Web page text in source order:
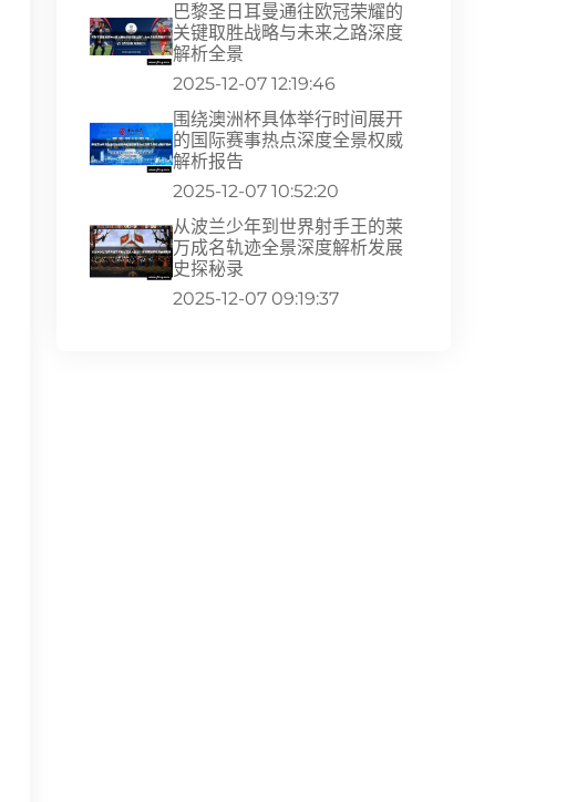
巴黎圣日耳曼通往欧冠荣耀的
关键取胜战略与未来之路深度
解析全景
2025-12-07 12:19:46
围绕澳洲杯具体举行时间展开
的国际赛事热点深度全景权威
解析报告
2025-12-07 10:52:20
从波兰少年到世界射手王的莱
万成名轨迹全景深度解析发展
史探秘录
2025-12-07 09:19:37